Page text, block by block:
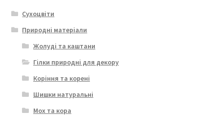
Сухоцвіти
Природні матеріали
Жолуді та каштани
Гілки природні для декору
Коріння та корені
Шишки натуральні
Мох та кора